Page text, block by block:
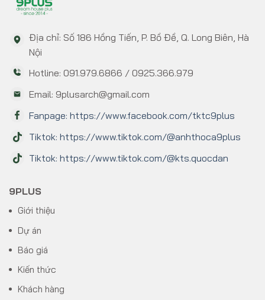
Địa chỉ: Số 186 Hồng Tiến, P. Bồ Đề, Q. Long Biên, Hà
Nội
Hotline: 091.979.6866 / 0925.366.979
Email: 9plusarch@gmail.com
Fanpage: https://www.facebook.com/tktc9plus
Tiktok: https://www.tiktok.com/@anhthoca9plus
Tiktok: https://www.tiktok.com/@kts.quocdan
9PLUS
Giới thiệu
Dự án
Báo giá
Kiến thức
Khách hàng